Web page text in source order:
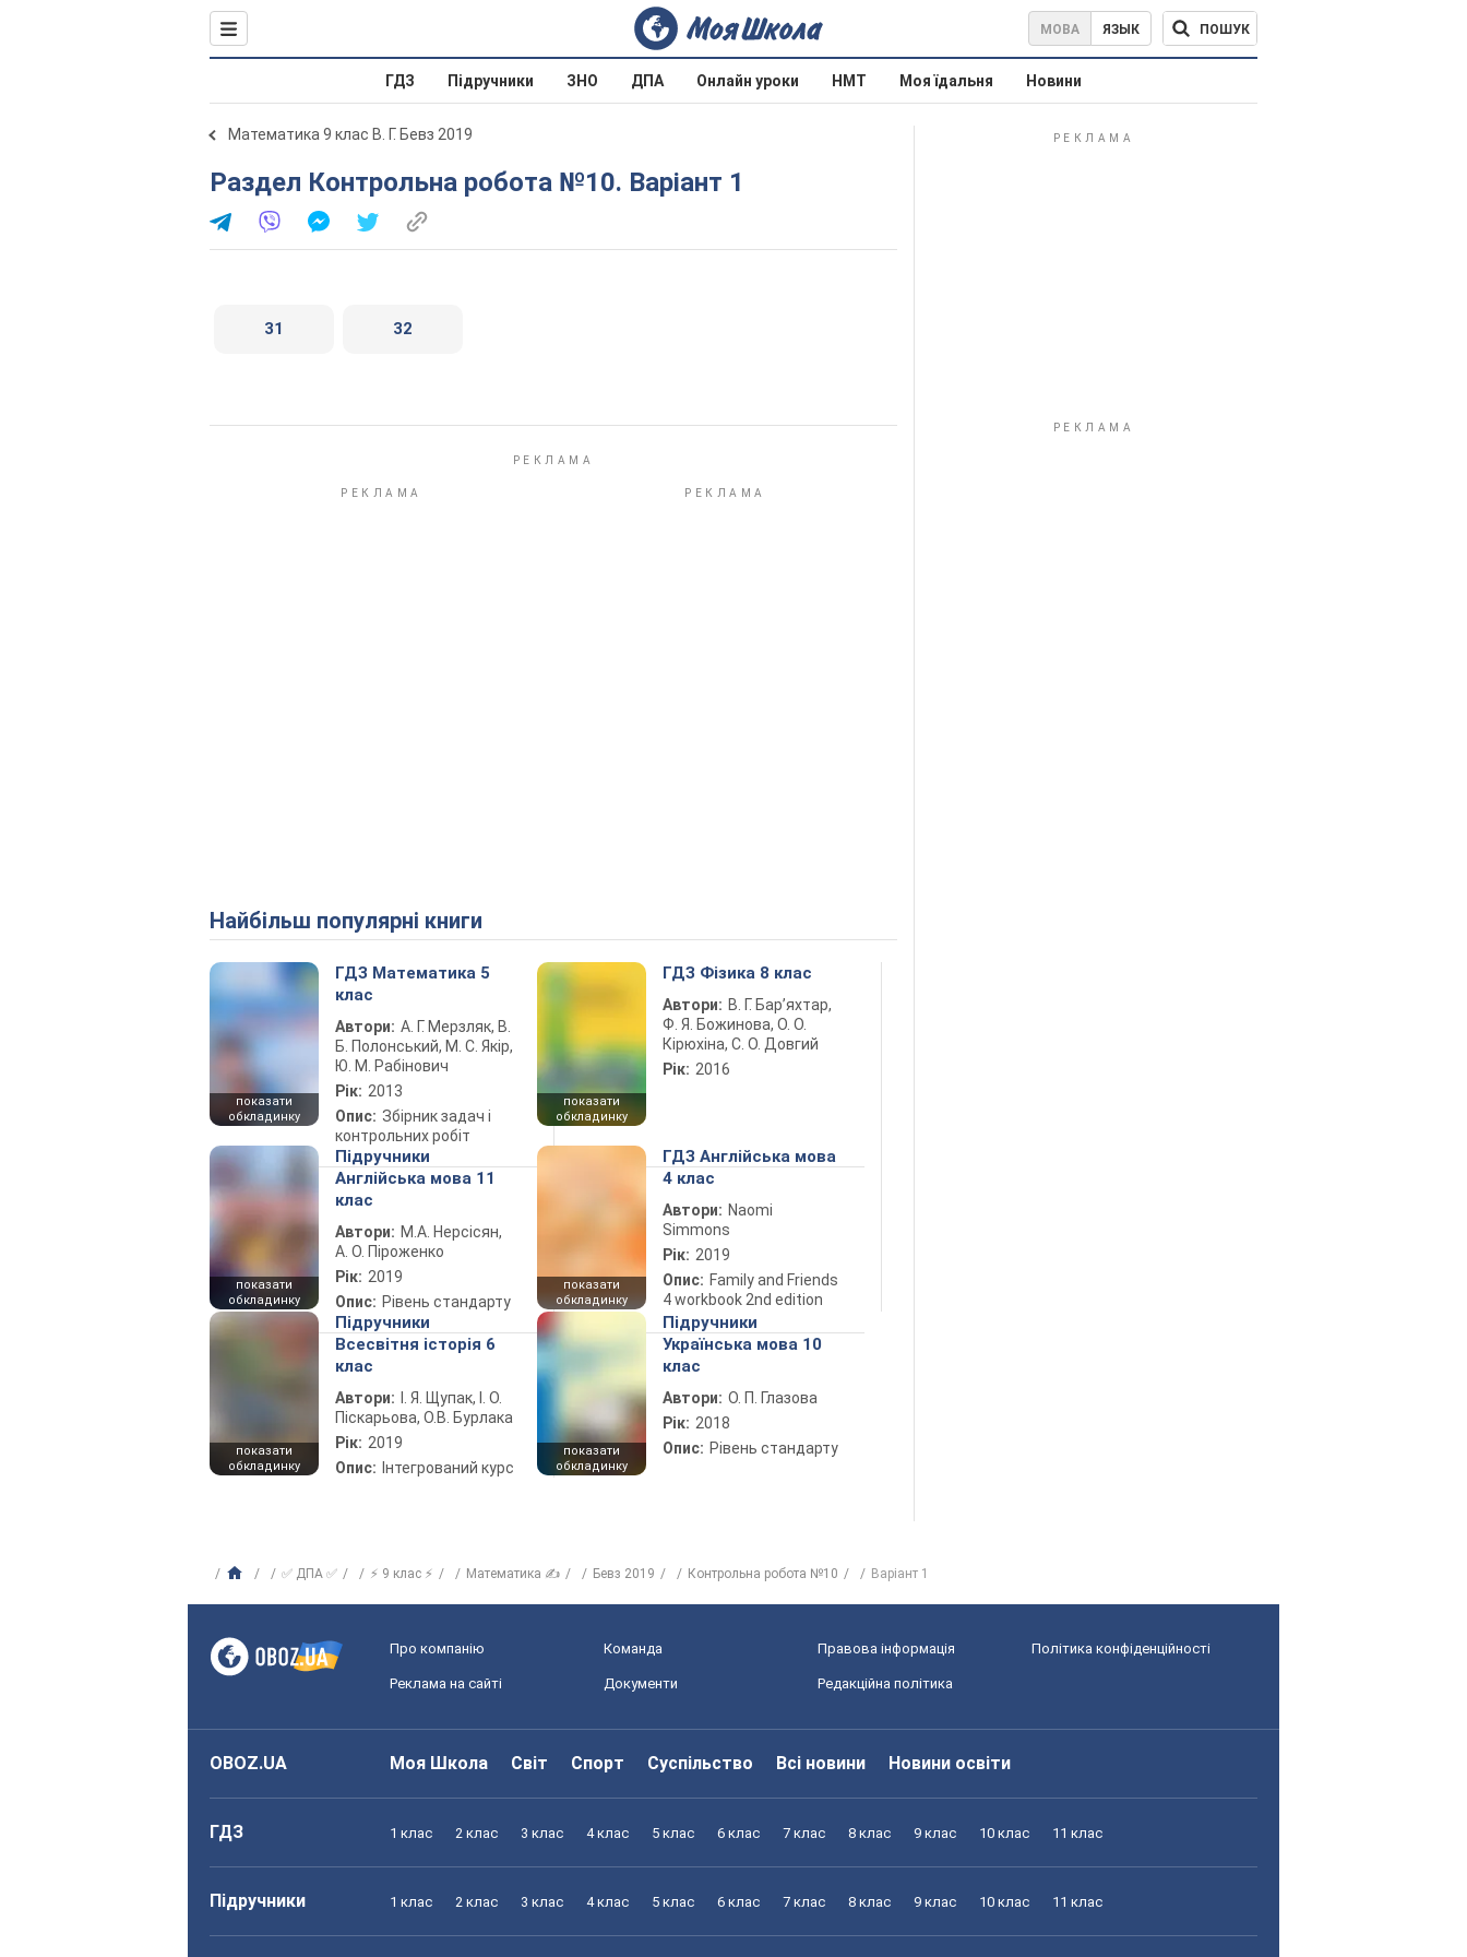
МОВА ЯЗЫК ПОШУК
ГДЗ Підручники ЗНО ДПА Онлайн уроки НМТ Моя їдальня Новини
Математика 9 клас В. Г. Бевз 2019
Раздел Контрольна робота №10. Варіант 1
31 32
Найбільш популярні книги
показати
обкладинку
ГДЗ Математика 5
клас
Автори: А. Г. Мерзляк, В.
Б. Полонський, М. С. Якір,
Ю. М. Рабінович
Рік: 2013
Опис: Збірник задач і
контрольних робіт
показати
обкладинку
ГДЗ Фізика 8 клас
Автори: В. Г. Бар’яхтар,
Ф. Я. Божинова, О. О.
Кірюхіна, С. О. Довгий
Рік: 2016
показати
обкладинку
Підручники
Англійська мова 11
клас
Автори: М.А. Нерсісян,
А. О. Піроженко
Рік: 2019
Опис: Рівень стандарту
показати
обкладинку
ГДЗ Англійська мова
4 клас
Автори: Naomi
Simmons
Рік: 2019
Опис: Family and Friends
4 workbook 2nd edition
показати
обкладинку
Підручники
Всесвітня історія 6
клас
Автори:
І. Я. Щупак, І. О.
Піскарьова, О.В. Бурлака
Рік: 2019
Опис: Інтегрований курс
показати
обкладинку
Підручники
Українська мова 10
клас
Автори: О. П. Глазова
Рік: 2018
Опис: Рівень стандарту
✅ ДПА ✅ ⚡ 9 клас ⚡ Математика ✍ Бевз 2019 Контрольна робота №10 Варіант 1
Про компанію Команда Правова інформація Політика конфіденційності
Реклама на сайті Документи Редакційна політика
OBOZ.UA Моя Школа Світ Спорт Суспільство Всі новини Новини освіти
ГДЗ 1 клас 2 клас 3 клас 4 клас 5 клас 6 клас 7 клас 8 клас 9 клас 10 клас 11 клас
Підручники 1 клас 2 клас 3 клас 4 клас 5 клас 6 клас 7 клас 8 клас 9 клас 10 клас 11 клас